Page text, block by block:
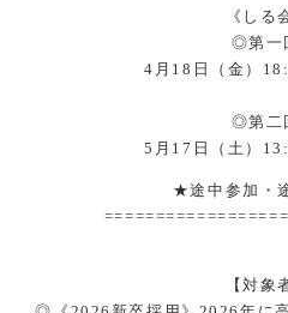
《しる
◎第一
4月18日（金）
◎第二
5月17日（土）
★途中参加・
【対象